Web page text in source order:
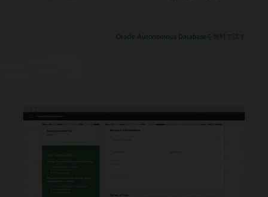
Oracle Autonomous Databaseを無料で試す